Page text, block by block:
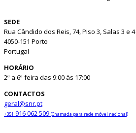
SEDE
Rua Cândido dos Reis, 74, Piso 3, Salas 3 e 4
4050-151 Porto
Portugal
HORÁRIO
2ª a 6ª feira das 9:00 às 17:00
CONTACTOS
geral@snr.pt
+351 916 062 509 (Chamada para rede móvel nacional)